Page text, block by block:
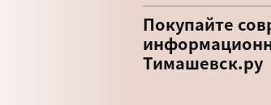
Покупайте
Тимашевск.ру